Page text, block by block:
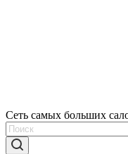
Сеть самых больших